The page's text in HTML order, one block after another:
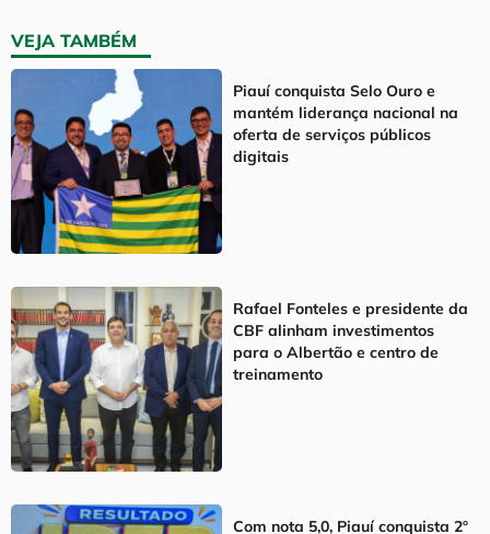
VEJA TAMBÉM
Piauí conquista Selo Ouro e
mantém liderança nacional na
oferta de serviços públicos
digitais
Rafael Fonteles e presidente da
CBF alinham investimentos
para o Albertão e centro de
treinamento
Com nota 5,0, Piauí conquista 2º